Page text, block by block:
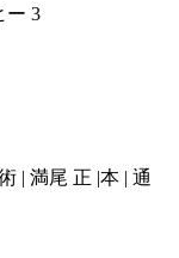
ー 3
| 満尾 正 |本 | 通